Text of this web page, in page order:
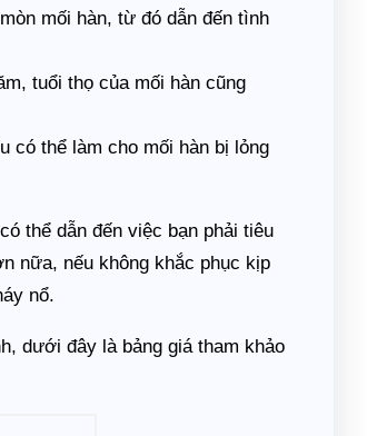
mối hàn, từ đó dẫn đến tình
tuổi thọ của mối hàn cũng
có thể làm cho mối hàn bị lỏng
thể dẫn đến việc bạn phải tiêu
nữa, nếu không khắc phục kịp
nổ.
dưới đây là bảng giá tham khảo